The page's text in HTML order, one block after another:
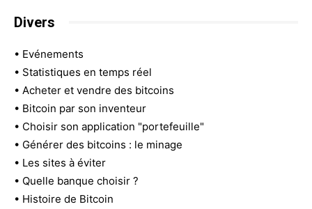
Divers
• Evénements
• Statistiques en temps réel
• Acheter et vendre des bitcoins
• Bitcoin par son inventeur
• Choisir son application "portefeuille"
• Générer des bitcoins : le minage
• Les sites à éviter
• Quelle banque choisir ?
• Histoire de Bitcoin